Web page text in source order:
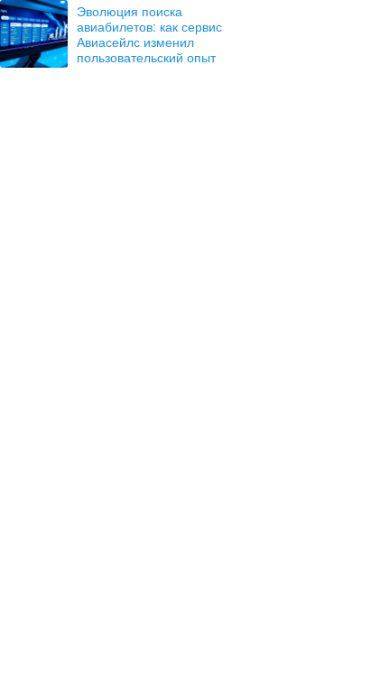
Эволюция поиска
авиабилетов: как сервис
Авиасейлс изменил
пользовательский опыт